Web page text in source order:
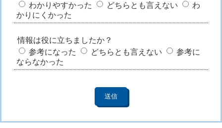
わかりやすかった
どちらとも言えない
わ
かりにくかった
情報は役に立ちましたか？
参考になった
どちらとも言えない
参考に
ならなかった